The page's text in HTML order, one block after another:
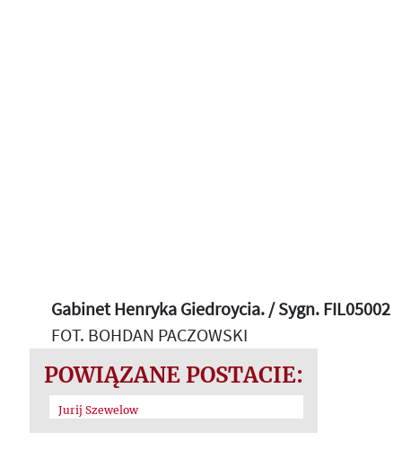
Gabinet Henryka Giedroycia. / Sygn. FIL05002
FOT. BOHDAN PACZOWSKI
POWIĄZANE POSTACIE:
Jurij Szewelow